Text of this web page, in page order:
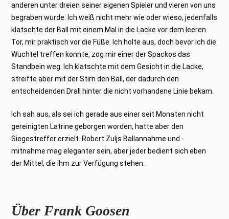
anderen unter dreien seiner eigenen Spieler und vieren von uns
begraben wurde. Ich weiß nicht mehr wie oder wieso, jedenfalls
klatschte der Ball mit einem Mal in die Lacke vor dem leeren
Tor, mir praktisch vor die Füße. Ich holte aus, doch bevor ich die
Wuchtel treffen konnte, zog mir einer der Spackos das
Standbein weg. Ich klatschte mit dem Gesicht in die Lacke,
streifte aber mit der Stirn den Ball, der dadurch den
entscheidenden Drall hinter die nicht vorhandene Linie bekam.
Ich sah aus, als sei ich gerade aus einer seit Monaten nicht
gereinigten Latrine geborgen worden, hatte aber den
Siegestreffer erzielt. Robert Zuljs Ballannahme und -
mitnahme mag eleganter sein, aber jeder bedient sich eben
der Mittel, die ihm zur Verfügung stehen.
Über Frank Goosen